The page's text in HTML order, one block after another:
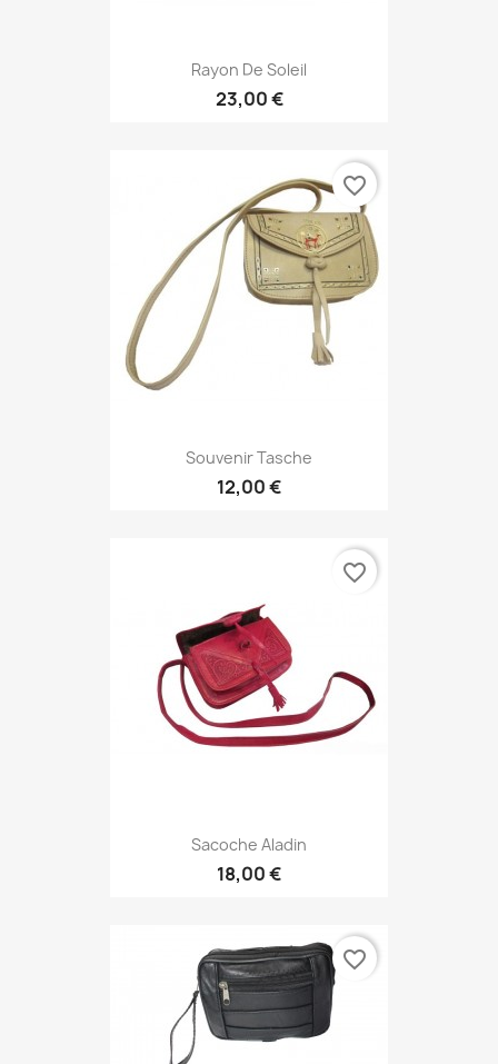
Rayon De Soleil
23,00 €
Souvenir Tasche
12,00 €
favorite_border
Sacoche Aladin
18,00 €
favorite_border
favorite_border